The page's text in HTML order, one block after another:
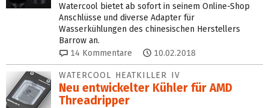
Watercool bietet ab sofort in seinem Online-Shop
Anschlüsse und diverse Adapter für
Wasserkühlungen des chinesischen Herstellers
Barrow an.
14 Kommentare 10.02.2018
WATERCOOL HEATKILLER IV
Neu entwickelter Kühler für AMD
Threadripper